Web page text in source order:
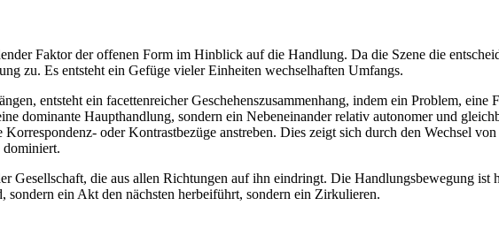
Faktor der offenen Form im Hinblick auf die Handlung. Da die Szene die
zu. Es entsteht ein Gefüge vieler Einheiten wechselhaften Umfangs.
entsteht ein facettenreicher Geschehenszusammenhang, indem ein Problem, eine
dominante Haupthandlung, sondern ein Nebeneinander relativ autonomer und
oder Kontrastbezüge anstreben. Dies zeigt sich durch den Wechsel
dominiert.
die aus allen Richtungen auf ihn eindringt. Die Handlungsbewegung ist
ein Akt den nächsten herbeiführt, sondern ein Zirkulieren.